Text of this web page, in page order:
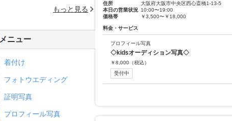
住所
大阪府大阪市中央区西心斎橋1-13-5
本日の営業状況 10:00〜19:00
価格帯
￥3,500〜￥18,000
料金・サービス
プロフィール写真
◇kidsオーディション写真◇
￥8,000 （税込）
受付中
もっと見る
メニュー
着付け
フォトウエディング
証明写真
プロフィール写真